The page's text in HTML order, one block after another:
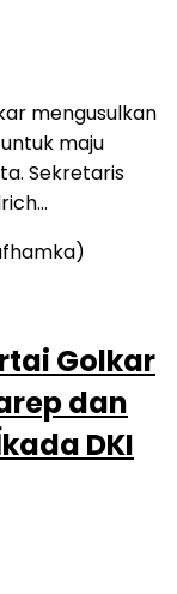
mengusulkan
maju
Sekretaris
Golkar
dan
DKI